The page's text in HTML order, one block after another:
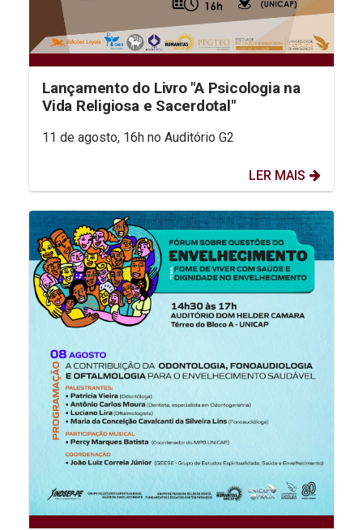
Lançamento do Livro "A Psicologia na
Vida Religiosa e Sacerdotal"
11 de agosto, 16h no Auditório G2
LER MAIS